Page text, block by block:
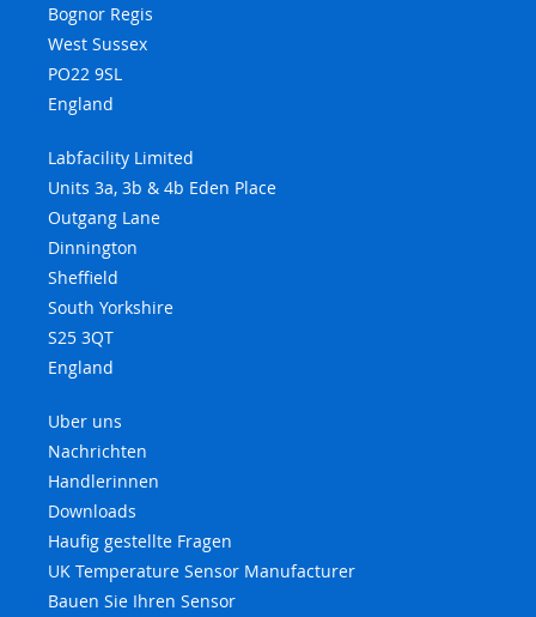
Bognor Regis
West Sussex
PO22 9SL
England
Labfacility Limited
Units 3a, 3b & 4b Eden Place
Outgang Lane
Dinnington
Sheffield
South Yorkshire
S25 3QT
England
Uber uns
Nachrichten
Handlerinnen
Downloads
Haufig gestellte Fragen
UK Temperature Sensor Manufacturer
Bauen Sie Ihren Sensor